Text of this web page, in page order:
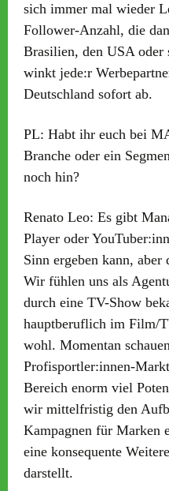
sich immer mal wieder
Follower-Anzahl, die
Brasilien, den USA oder
winkt jede:r
Deutschland sofort ab.
PL: Habt ihr euch bei
Branche oder ein
noch hin?
Renato Leo: Es gibt
Player oder
Sinn ergeben kann,
Wir fühlen uns als
durch eine TV-Show
hauptberuflich im Film/
wohl. Momentan
Profisportler:innen-
Bereich enorm viel
wir mittelfristig den
Kampagnen für Marken
eine konsequente
darstellt.